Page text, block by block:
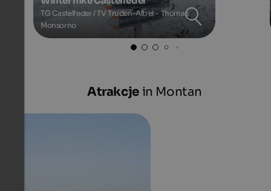
TG Castelfeder / TV Truden-Altrei - Thomas
Monsorno
Atrakcjein Montan